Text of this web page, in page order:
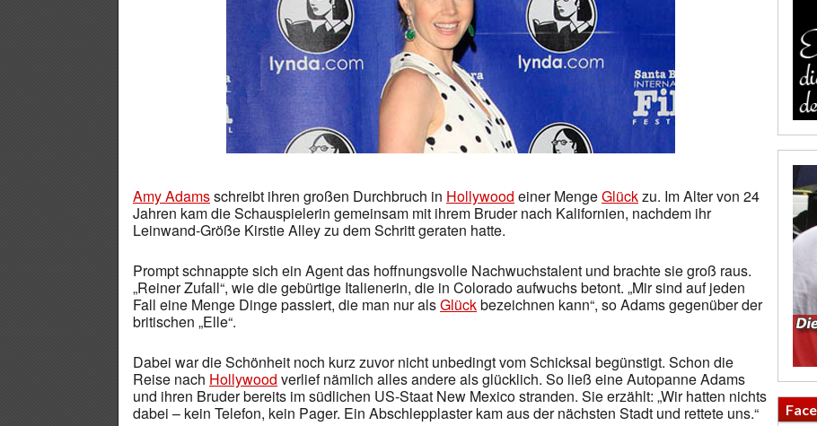
Amy Adamsschreibt ihren großen Durchbruch in Hollywood einer MengeGlückzu. Im Alter von 24
Jahren kam die Schauspielerin gemeinsam mit ihrem Bruder nach Kalifornien, nachdem ihr
Leinwand-Größe Kirstie Alley zu dem Schritt geraten hatte.
Prompt schnappte sich ein Agent das hoffnungsvolle Nachwuchstalent und brachte sie groß raus.
„Reiner Zufall“, wie die gebürtige Italienerin, die in Colorado aufwuchs betont. „Mir sind auf jeden
Fall eine Menge Dinge passiert, die man nur alsGlückbezeichnen kann“, so Adams gegenüber der
britischen „Elle“.
Dabei war die Schönheit noch kurz zuvor nicht unbedingt vom Schicksal begünstigt. Schon die
Reise nach Hollywood verlief nämlich alles andere als glücklich. So ließ eine Autopanne Adams
und ihren Bruder bereits im südlichen US-Staat New Mexico stranden. Sie erzählt: „Wir hatten nichts
dabei – kein Telefon, kein Pager. Ein Abschlepplaster kam aus der nächsten Stadt und rettete uns.“